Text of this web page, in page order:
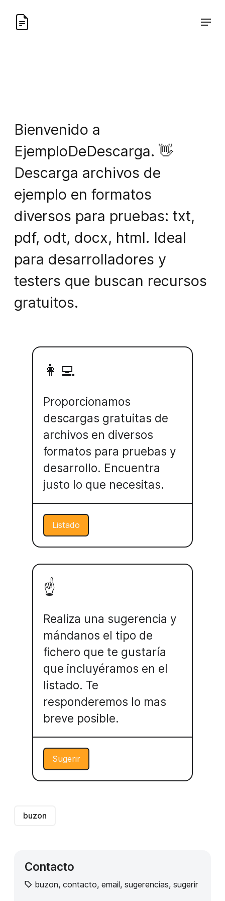
Bienvenido a
EjemploDeDescarga. 👋
Descarga archivos de
ejemplo en formatos
diversos para pruebas: txt,
pdf, odt, docx, html. Ideal
para desarrolladores y
testers que buscan recursos
gratuitos.
👩‍💻
Proporcionamos
descargas gratuitas de
archivos en diversos
formatos para pruebas y
desarrollo. Encuentra
justo lo que necesitas.
Listado
☝️
Realiza una sugerencia y
mándanos el tipo de
fichero que te gustaría
que incluyéramos en el
listado. Te
responderemos lo mas
breve posible.
Sugerir
buzon
Contacto
buzon,contacto,email,sugerencias,sugerir